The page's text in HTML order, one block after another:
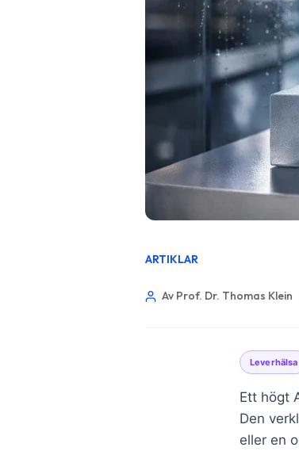
ARTIKLAR
Av Prof. Dr. Thomas Klein
Leverhälsa
Ett högt
Den
eller en